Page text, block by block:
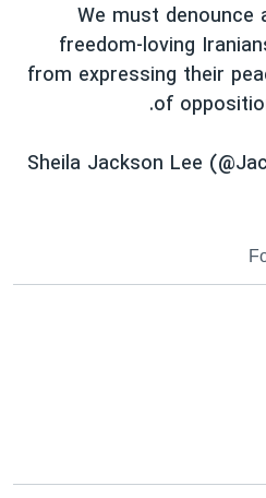
We must
freedom-loving
from expressing their
of